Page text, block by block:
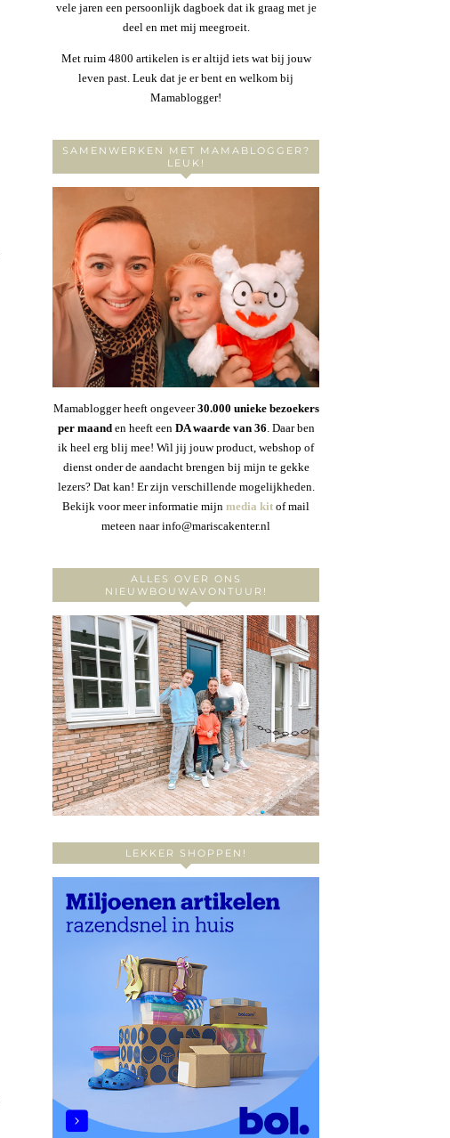
vele jaren een persoonlijk dagboek dat ik graag met je
deel en met mij meegroeit.
Met ruim 4800 artikelen is er altijd iets wat bij jouw
leven past. Leuk dat je er bent en welkom bij
Mamablogger!
SAMENWERKEN MET MAMABLOGGER?
LEUK!
Mamablogger heeft ongeveer30.000 unieke bezoekers
per maanden heeft een DA waarde van 36. Daar ben
ik heel erg blij mee! Wil jij jouw product, webshop of
dienst onder de aandacht brengen bij mijn te gekke
lezers? Dat kan! Er zijn verschillende mogelijkheden.
Bekijk voor meer informatie mijn media kit of mail
meteen naar info@mariscakenter.nl
ALLES OVER ONS
NIEUWBOUWAVONTUUR!
LEKKER SHOPPEN!